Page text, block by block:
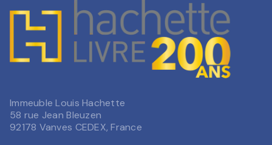
Immeuble Louis Hachette
58 rue Jean Bleuzen
92178 Vanves CEDEX, France